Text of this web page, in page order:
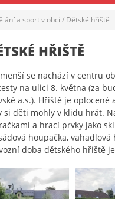
a sport v obci / Dětské hřiště
HŘIŠTĚ
se nachází v centru
na ulici 8. května (za
a.s.). Hřiště je oplocené
si děti mohly v klidu hrát.
a hrací prvky jako
houpačka, vahadlová
doba dětského hřiště